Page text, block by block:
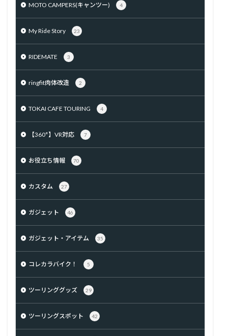
MOTO CAMPERS(キャンツー) 4
My Ride Story 23
RIDEMATE 3
ringfit肉体改造 2
TOKAI CAFE TOURING 4
【360°】VR対応 7
お役立ち情報 70
カスタム 27
ガジェット 46
ガジェット・アイテム 35
コレカラバイク！ 5
ツーリンググッズ 29
ツーリングスポット 42